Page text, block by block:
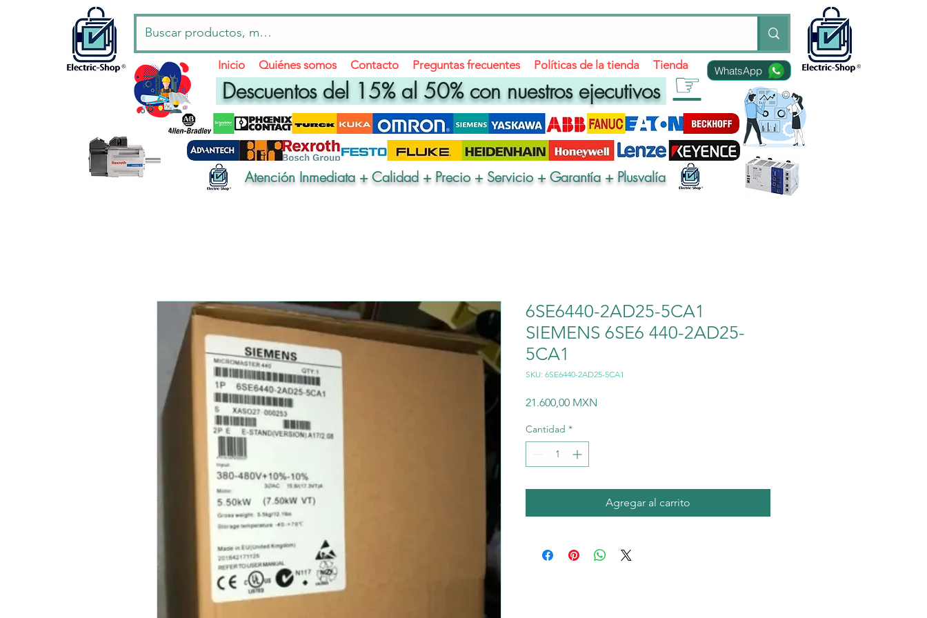
Inicio Quiénes somos Contacto Preguntas frecuentes Políticas de la tienda Tienda WhatsApp
Descuentos del 15% al 50% con nuestros ejecutivos ☞
Atención Inmediata + Calidad + Precio + Servicio + Garantía + Plusvalía
6SE6440-2AD25-5CA1
SIEMENS 6SE6 440-2AD25-
5CA1
SKU: 6SE6440-2AD25-5CA1
21.600,00 MXN
Cantidad *
Agregar al carrito